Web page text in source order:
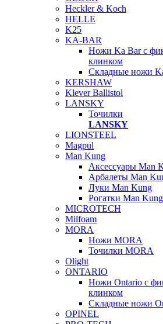
Heckler & Koch
HELLE
K25
KA-BAR
Ножи Ka Bar c
клинком
Складные ножи
KERSHAW
Klever Ballistol
LANSKY
Точилки
LANSKY
LIONSTEEL
Magpul
Man Kung
Аксессуары Man
Арбалеты Man
Луки Man Kung
Рогатки Man Kung
MICROTECH
Milfoam
MORA
Ножи MORA
Точилки MORA
Olight
ONTARIO
Ножи Ontario c
клинком
Складные ножи
OPINEL